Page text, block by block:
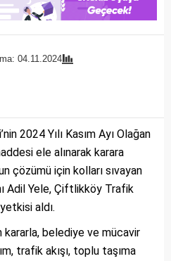
04.11.2024
2024 Yılı Kasım Ayı Olağan
ele alınarak karara
çözümü için kolları sıvayan
Adil Yele, Çiftlikköy Trafik
aldı.
kararla, belediye ve mücavir
trafik akışı, toplu taşıma